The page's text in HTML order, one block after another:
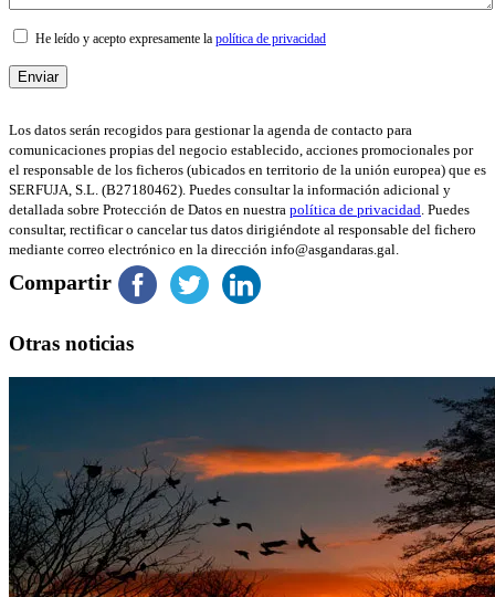
He leído y acepto expresamente la política de privacidad
Los datos serán recogidos para gestionar la agenda de contacto para
comunicaciones propias del negocio establecido, acciones promocionales por
el responsable de los ficheros (ubicados en territorio de la unión europea) que es
SERFUJA, S.L. (B27180462). Puedes consultar la información adicional y
detallada sobre Protección de Datos en nuestra política de privacidad. Puedes
consultar, rectificar o cancelar tus datos dirigiéndote al responsable del fichero
mediante correo electrónico en la dirección info@asgandaras.gal.
Compartir
Otras noticias